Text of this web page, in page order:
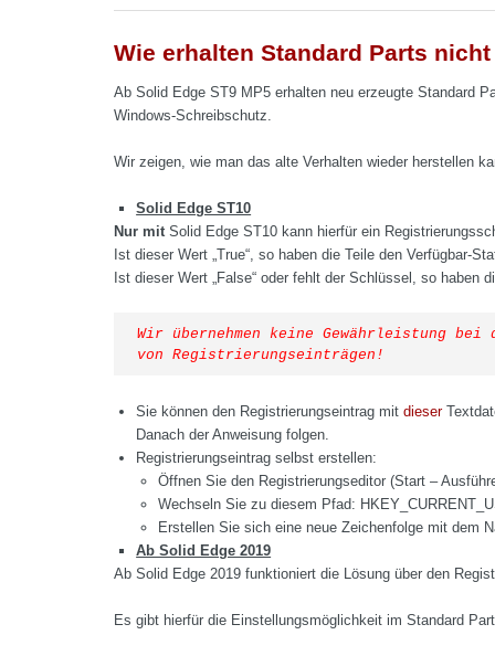
Wie erhalten Standard Parts
Ab Solid Edge ST9 MP5 erhalten neu erzeugte Standard
Windows-Schreibschutz.
Wir zeigen, wie man das alte Verhalten wieder herstellen
Solid Edge ST10
Nur mitSolid Edge ST10 kann hierfür ein
Ist dieser Wert „True“, so haben die Teile den Verfügbar-
Ist dieser Wert „False“ oder fehlt der Schlüssel, so haben
Wir übernehmen keine Gewährleistung
von Registrierungseinträgen!
Sie können den Registrierungseintrag mitdieser
Danach der Anweisung folgen.
Registrierungseintrag selbst erstellen:
Öffnen Sie den Registrierungseditor (Start –
Wechseln Sie zu diesem Pfad:
Erstellen Sie sich eine neue Zeichenfolge mit dem
Ab Solid Edge 2019
Ab Solid Edge 2019 funktioniert die Lösung über den
Es gibt hierfür die Einstellungsmöglichkeit im Standard